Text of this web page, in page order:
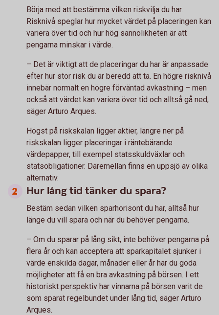
Börja med att bestämma vilken riskvilja du har.
Risknivå speglar hur mycket värdet på placeringen kan
variera över tid och hur hög sannolikheten är att
pengarna minskar i värde.
– Det är viktigt att de placeringar du har är anpassade
efter hur stor risk du är beredd att ta. En högre risknivå
innebär normalt en högre förväntad avkastning – men
också att värdet kan variera över tid och alltså gå ned,
säger Arturo Arques.
Högst på riskskalan ligger aktier, längre ner på
riskskalan ligger placeringar i räntebärande
värdepapper, till exempel statsskuldväxlar och
statsobligationer. Däremellan finns en uppsjö av olika
alternativ.
Hur lång tid tänker du spara?
Bestäm sedan vilken sparhorisont du har, alltså hur
länge du vill spara och när du behöver pengarna.
– Om du sparar på lång sikt, inte behöver pengarna på
flera år och kan acceptera att sparkapitalet sjunker i
värde enskilda dagar, månader eller år har du goda
möjligheter att få en bra avkastning på börsen. I ett
historiskt perspektiv har vinnarna på börsen varit de
som sparat regelbundet under lång tid, säger Arturo
Arques.